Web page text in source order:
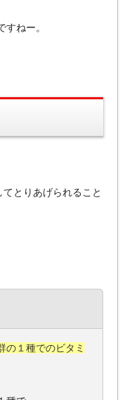
ねー。
てとりあげられること
の１種でのビタミ